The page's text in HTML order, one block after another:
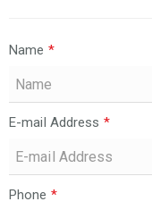
Name *
E-mail Address *
Phone *